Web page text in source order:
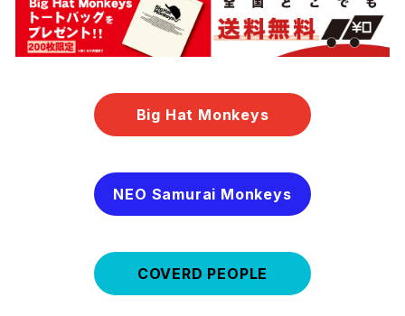
Big Hat Monkeys
NEO Samurai Monkeys
COVERD PEOPLE